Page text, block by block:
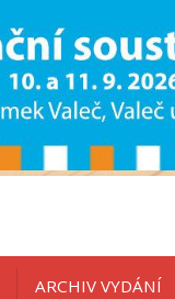
ARCHIV VYDÁNÍ